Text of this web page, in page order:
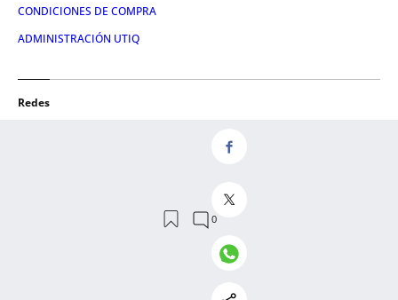
CONDICIONES DE COMPRA
ADMINISTRACIÓN UTIQ
Redes